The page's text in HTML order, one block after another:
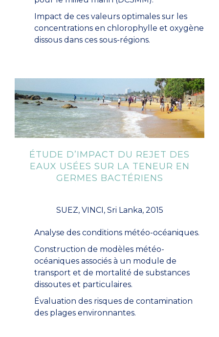
Impact de ces valeurs optimales sur les
concentrations en chlorophylle et oxygène
dissous dans ces sous-régions.
ÉTUDE D’IMPACT DU REJET DES
EAUX USÉES SUR LA TENEUR EN
GERMES BACTÉRIENS
SUEZ, VINCI, Sri Lanka, 2015
Analyse des conditions météo-océaniques.
Construction de modèles météo-
océaniques associés à un module de
transport et de mortalité de substances
dissoutes et particulaires.
Évaluation des risques de contamination
des plages environnantes.